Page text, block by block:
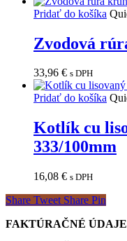
Pridať do košíka
Zvodová
33,96 € s DPH
Pridať do košíka
Kotlík cu
333/100mm
16,08 € s DPH
Share Tweet Share Pin
FAKTÚRAČNÉ ÚDAJE